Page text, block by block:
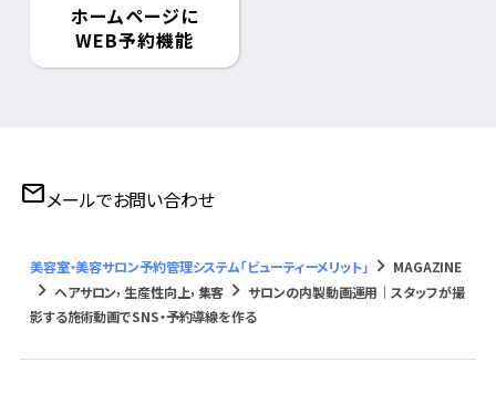
ホームページに
WEB予約機能
mailメールでお問い合わせ
美容室・美容サロン予約管理システム「ビューティーメリット」 keyboard_arrow_right MAGAZINE
keyboard_arrow_right ヘアサロン,生産性向上, 集客 keyboard_arrow_rightサロンの内製動画運用｜スタッフが撮
影する施術動画でSNS・予約導線を作る